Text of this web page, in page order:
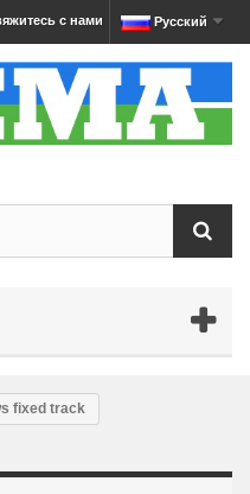
Русский
с нами
fixed track